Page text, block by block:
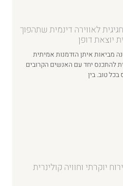
לאווירה דינמית שתהפוך
יוצאת דופן
מביאות איתן הזדמנות אמיתית
להתכנס יחד עם האנשים הקרובים
בכל טוב. בין
יוקרתי וחוויה קולינרית